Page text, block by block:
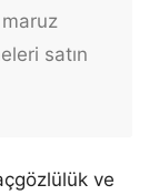
satın
ve